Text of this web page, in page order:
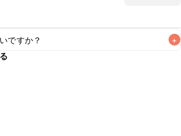
ですか？ +
日中が目安です。なるべくお早めにお召